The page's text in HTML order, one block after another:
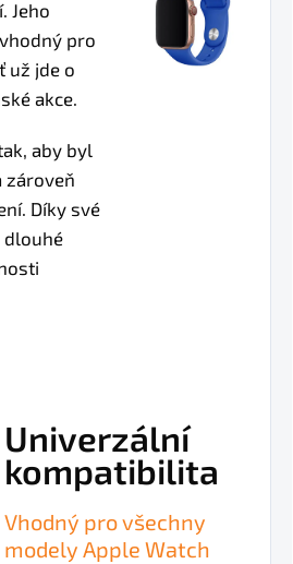
Jeho
pro
už jde o
akce.
aby byl
zároveň
Díky své
dlouhé
Univerzální
kompatibilita
Vhodný pro všechny
modely Apple Watch